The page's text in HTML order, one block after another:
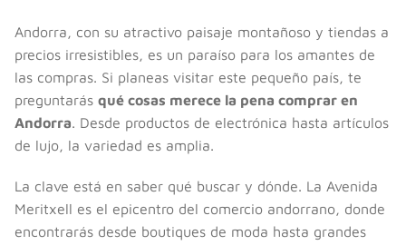
Andorra, con su atractivo paisaje montañoso y tiendas a
precios irresistibles, es un paraíso para los amantes de
las compras. Si planeas visitar este pequeño país, te
preguntarás qué cosas merece la pena comprar en
Andorra. Desde productos de electrónica hasta artículos
de lujo, la variedad es amplia.
La clave está en saber qué buscar y dónde. La Avenida
Meritxell es el epicentro del comercio andorrano, donde
encontrarás desde boutiques de moda hasta grandes